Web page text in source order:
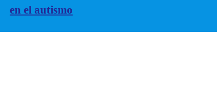
en el autismo